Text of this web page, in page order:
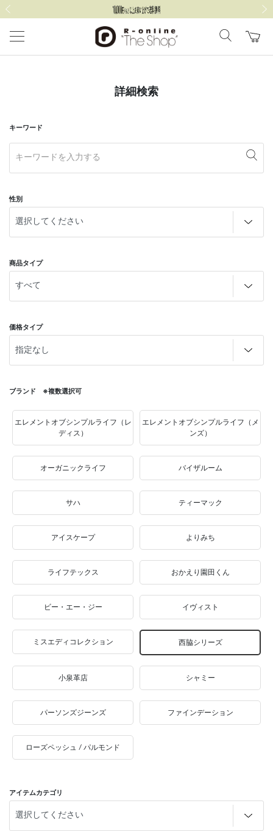
詳細検索
キーワード
性別
商品タイプ
価格タイプ
ブランド ※複数選択可
エレメントオブシンプルライフ（レ
ディス）
エレメントオブシンプルライフ（メ
ンズ）
オーガニックライフ バイザルーム
サハ ティーマック
アイスケープ よりみち
ライフテックス おかえり園田くん
ビー・エー・ジー イヴィスト
ミスエディコレクション 西脇シリーズ
小泉革店 シャミー
パーソンズジーンズ ファインデーション
ローズペッシュ / パルモンド
アイテムカテゴリ